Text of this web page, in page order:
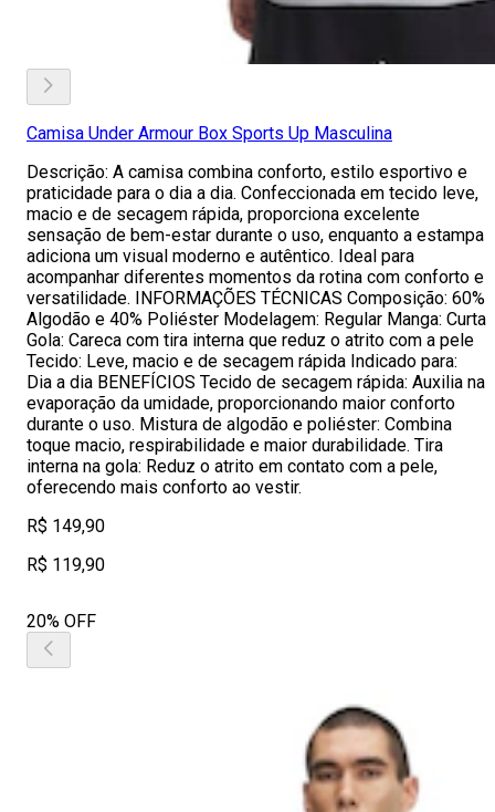
Camisa Under Armour Box Sports Up Masculina
Descrição: A camisa combina conforto, estilo esportivo e
praticidade para o dia a dia. Confeccionada em tecido leve,
macio e de secagem rápida, proporciona excelente
sensação de bem-estar durante o uso, enquanto a estampa
adiciona um visual moderno e autêntico. Ideal para
acompanhar diferentes momentos da rotina com conforto e
versatilidade. INFORMAÇÕES TÉCNICAS Composição: 60%
Algodão e 40% Poliéster Modelagem: Regular Manga: Curta
Gola: Careca com tira interna que reduz o atrito com a pele
Tecido: Leve, macio e de secagem rápida Indicado para:
Dia a dia BENEFÍCIOS Tecido de secagem rápida: Auxilia na
evaporação da umidade, proporcionando maior conforto
durante o uso. Mistura de algodão e poliéster: Combina
toque macio, respirabilidade e maior durabilidade. Tira
interna na gola: Reduz o atrito em contato com a pele,
oferecendo mais conforto ao vestir.
R$ 149,90
R$ 119,90
20% OFF